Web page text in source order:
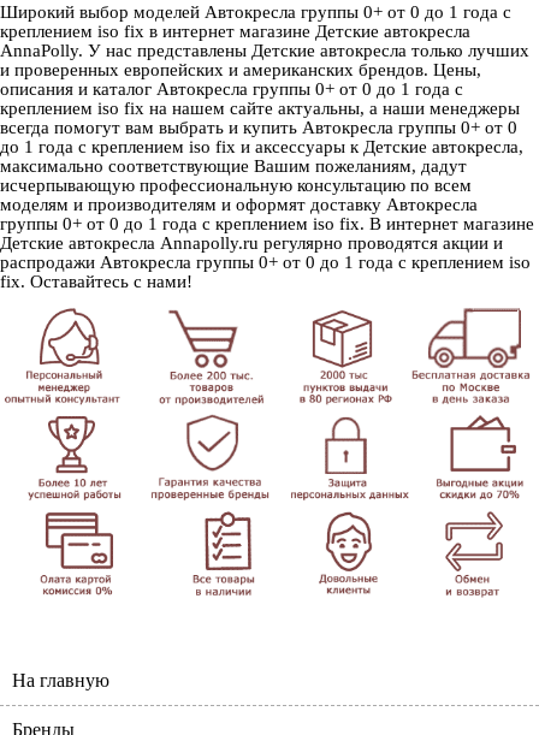
Широкий выбор моделей Автокресла группы 0+ от 0 до 1 года с
креплением iso fix в интернет магазине Детские автокресла
AnnaPolly. У нас представлены Детские автокресла только лучших
и проверенных европейских и американских брендов. Цены,
описания и каталог Автокресла группы 0+ от 0 до 1 года с
креплением iso fix на нашем сайте актуальны, а наши менеджеры
всегда помогут вам выбрать и купить Автокресла группы 0+ от 0
до 1 года с креплением iso fix и аксессуары к Детские автокресла,
максимально соответствующие Вашим пожеланиям, дадут
исчерпывающую профессиональную консультацию по всем
моделям и производителям и оформят доставку Автокресла
группы 0+ от 0 до 1 года с креплением iso fix. В интернет магазине
Детские автокресла Annapolly.ru регулярно проводятся акции и
распродажи Автокресла группы 0+ от 0 до 1 года с креплением iso
fix. Оставайтесь с нами!
На главную
Бренды